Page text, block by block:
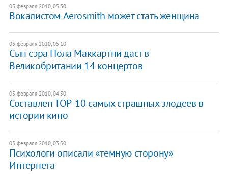
05 февраля 2010, 05:30
Вокалистом Aerosmith может стать женщина
05 февраля 2010, 05:10
Сын сэра Пола Маккартни даст в
Великобритании 14 концертов
05 февраля 2010, 04:50
Составлен ТОР-10 самых страшных злодеев в
истории кино
05 февраля 2010, 03:50
Психологи описали «темную сторону»
Интернета